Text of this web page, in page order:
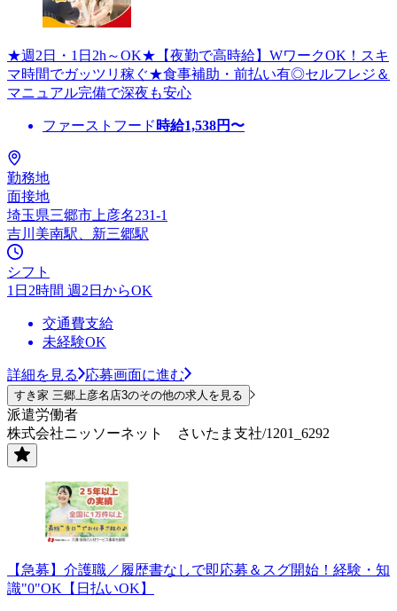
★週2日・1日2h～OK★【夜勤で高時給】WワークOK！スキ
マ時間でガッツリ稼ぐ★食事補助・前払い有◎セルフレジ＆
マニュアル完備で深夜も安心
ファーストフード 時給1,538円〜
勤務地
面接地
埼玉県三郷市上彦名231-1
吉川美南駅、新三郷駅
シフト
1日2時間 週2日からOK
交通費支給
未経験OK
詳細を見る 応募画面に進む
すき家 三郷上彦名店3のその他の求人を見る
派遣労働者
株式会社ニッソーネット さいたま支社/1201_6292
【急募】介護職／履歴書なしで即応募＆スグ開始！経験・知
識"0"OK【日払いOK】